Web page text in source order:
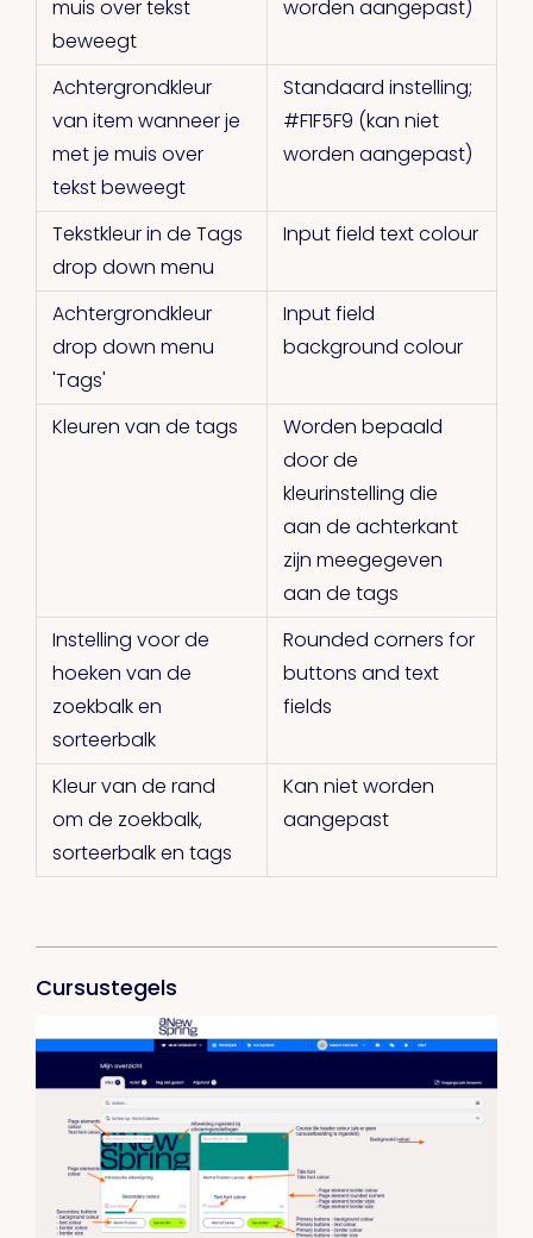
muis over tekst
beweegt
worden aangepast)
Achtergrondkleur
van item wanneer je
met je muis over
tekst beweegt
Standaard instelling;
#F1F5F9 (kan niet
worden aangepast)
Tekstkleur in de Tags
drop down menu
Input field text colour
Achtergrondkleur
drop down menu
'Tags'
Input field
background colour
Kleuren van de tags
Worden bepaald
door de
kleurinstelling die
aan de achterkant
zijn meegegeven
aan de tags
Instelling voor de
hoeken van de
zoekbalk en
sorteerbalk
Rounded corners for
buttons and text
fields
Kleur van de rand
om de zoekbalk,
sorteerbalk en tags
Kan niet worden
aangepast
Cursustegels